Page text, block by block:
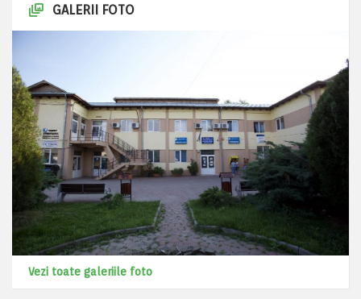
GALERII FOTO
Vezi toate galeriile foto